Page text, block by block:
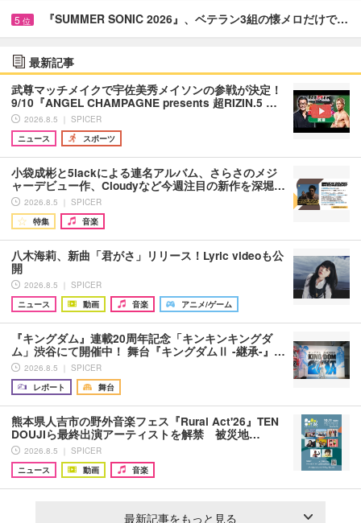
5 位 『SUMMER SONIC 2026』、ベテラン3組の懐メロだけで…
最新記事
武尊マッチメイクで宇佐美秀メイソンの参戦が決定！
9/10『ANGEL CHAMPAGNE presents 超RIZIN.5 …
2026.8.5 ｜ SPICER
ニュース
スポーツ
小袋成彬と5lackによる連名アルバム、さらさのメジ
ャーデビュー作、Cloudyなど今週注目の新作を深堀…
2026.8.5 ｜ SPICER
特集
音楽
八木海莉、新曲「君がさ」リリース！Lyric videoも公
開
2026.8.5 ｜ SPICER
ニュース
動画 音楽 アニメ/ゲーム
『キングダム』連載20周年記念「キンキンキングダ
ム」渋谷にて開催中！ 舞台『キングダムⅡ -継承-』…
2026.8.5 ｜ SPICER
レポート
舞台
熊本県人吉市の野外音楽フェス『Rural Act'26』TEN
DOUJIら最終出演アーティストを解禁 被災地…
2026.8.5 ｜ SPICER
ニュース
動画 音楽
最新記事をもっと見る